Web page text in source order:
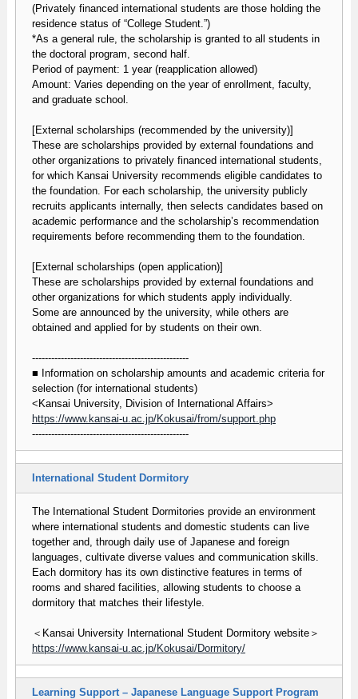
(Privately financed international students are those holding the
residence status of “College Student.”)
*As a general rule, the scholarship is granted to all students in
the doctoral program, second half.
Period of payment: 1 year (reapplication allowed)
Amount: Varies depending on the year of enrollment, faculty,
and graduate school.
[External scholarships (recommended by the university)]
These are scholarships provided by external foundations and
other organizations to privately financed international students,
for which Kansai University recommends eligible candidates to
the foundation. For each scholarship, the university publicly
recruits applicants internally, then selects candidates based on
academic performance and the scholarship’s recommendation
requirements before recommending them to the foundation.
[External scholarships (open application)]
These are scholarships provided by external foundations and
other organizations for which students apply individually.
Some are announced by the university, while others are
obtained and applied for by students on their own.
-------------------------------------------------
■ Information on scholarship amounts and academic criteria for
selection (for international students)
<Kansai University, Division of International Affairs>
https://www.kansai-u.ac.jp/Kokusai/from/support.php
-------------------------------------------------
International Student Dormitory
The International Student Dormitories provide an environment
where international students and domestic students can live
together and, through daily use of Japanese and foreign
languages, cultivate diverse values and communication skills.
Each dormitory has its own distinctive features in terms of
rooms and shared facilities, allowing students to choose a
dormitory that matches their lifestyle.
＜Kansai University International Student Dormitory website＞
https://www.kansai-u.ac.jp/Kokusai/Dormitory/
Learning Support – Japanese Language Support Program